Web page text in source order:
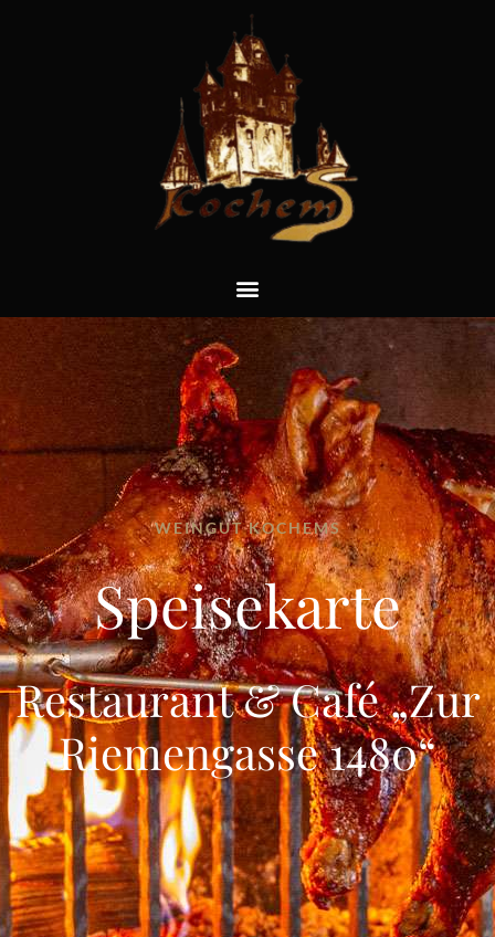
WEINGUT KOCHEMS
Speisekarte
Restaurant & Café „Zur
Riemengasse 1480“